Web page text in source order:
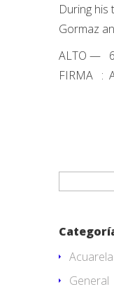
During his
Gormaz
ALTO
FIRMA :
Buscar:
General